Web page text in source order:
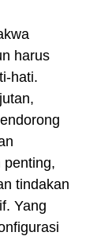
harus
hati.
penting,
tindakan
Yang